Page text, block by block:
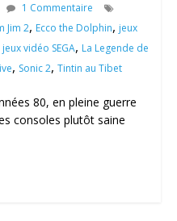
1 Commentaire
Jim 2, Ecco the Dolphin, jeux
jeux vidéo SEGA, La Legende de
, Sonic 2, Tintin au Tibet
80, en pleine guerre
consoles plutôt saine